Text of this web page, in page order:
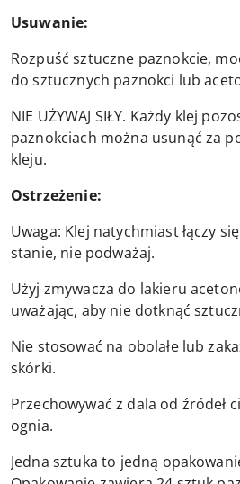
Usuwanie:
Rozpuść sztuczne paznokcie,
do sztucznych paznokci lub
NIE UŻYWAJ SIŁY. Każdy klej
paznokciach można usunąć za
kleju.
Ostrzeżenie:
Uwaga: Klej natychmiast łączy
stanie, nie podważaj.
Użyj zmywacza do lakieru
uważając, aby nie dotknąć
Nie stosować na obolałe lub
skórki.
Przechowywać z dala od źródeł
ognia.
Jedna sztuka to jedną